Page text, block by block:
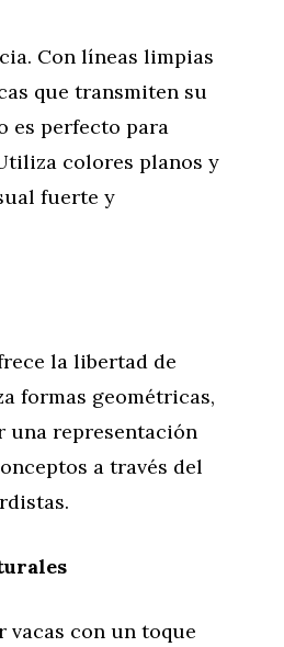
Con líneas limpias
que transmiten su
es perfecto para
colores planos y
fuerte y
la libertad de
formas geométricas,
una representación
a través del
con un toque